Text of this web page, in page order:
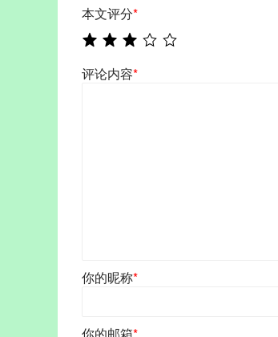
本文评分*
评论内容*
你的昵称*